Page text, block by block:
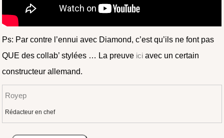
Ps: Par contre l’ennui avec Diamond, c’est qu’ils ne font pas
QUE des collab’ stylées … La preuve ici avec un certain
constructeur allemand.
Royep
Rédacteur en chef